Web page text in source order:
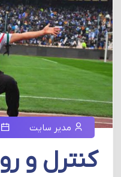
مدیر سایت
کنترل و